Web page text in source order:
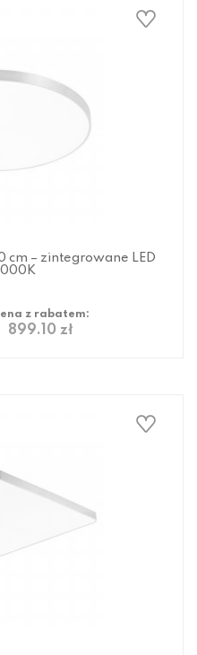
cm – zintegrowane LED
z rabatem:
899.10 zł